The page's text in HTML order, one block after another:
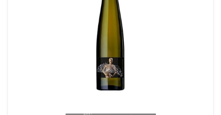
Unterkünfte & Restaurants